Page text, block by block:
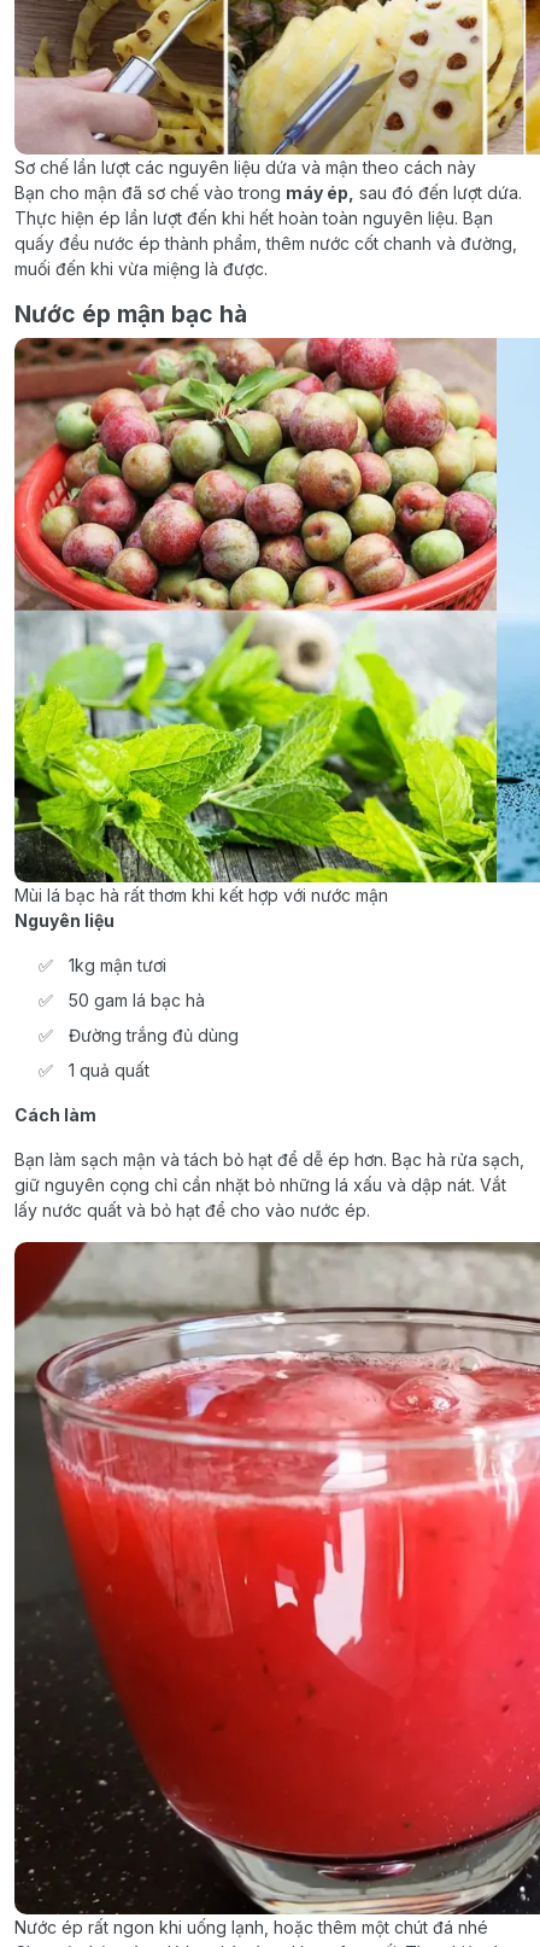
Sơ chế lần lượt các nguyên liệu dứa và mận theo cách này
Bạn cho mận đã sơ chế vào trong máy ép, sau đó đến lượt dứa.
Thực hiện ép lần lượt đến khi hết hoàn toàn nguyên liệu. Bạn
quấy đều nước ép thành phẩm, thêm nước cốt chanh và đường,
muối đến khi vừa miệng là được.
Nước ép mận bạc hà
Mùi lá bạc hà rất thơm khi kết hợp với nước mận
Nguyên liệu
1kg mận tươi
50 gam lá bạc hà
Đường trắng đủ dùng
1 quả quất
Cách làm
Bạn làm sạch mận và tách bỏ hạt để dễ ép hơn. Bạc hà rửa sạch,
giữ nguyên cọng chỉ cần nhặt bỏ những lá xấu và dập nát. Vắt
lấy nước quất và bỏ hạt để cho vào nước ép.
Nước ép rất ngon khi uống lạnh, hoặc thêm một chút đá nhé